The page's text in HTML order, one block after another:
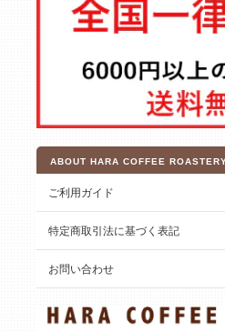
ABOUT HARA COFFEE
ご利用ガイド
特定商取引法に基づく表記
お問い合わせ